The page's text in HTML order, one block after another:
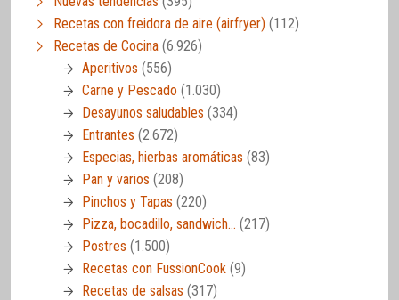
Recetas con freidora de aire (airfryer) (112)
Recetas de Cocina (6.926)
Aperitivos (556)
Carne y Pescado (1.030)
Desayunos saludables (334)
Entrantes (2.672)
Especias, hierbas aromáticas (83)
Pan y varios (208)
Pinchos y Tapas (220)
Pizza, bocadillo, sandwich… (217)
Postres (1.500)
Recetas con FussionCook (9)
Recetas de salsas (317)